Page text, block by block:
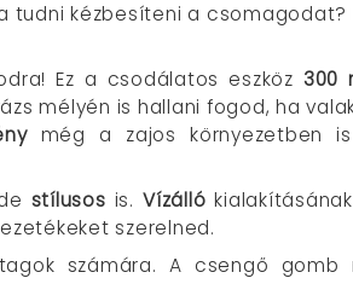
tudni kézbesíteni a
Ez a csodálatos eszköz 300
mélyén is hallani fogod, ha
még a zajos környezetben
stílusos is.Vízálló
szerelned.
számára. A csengő gomb